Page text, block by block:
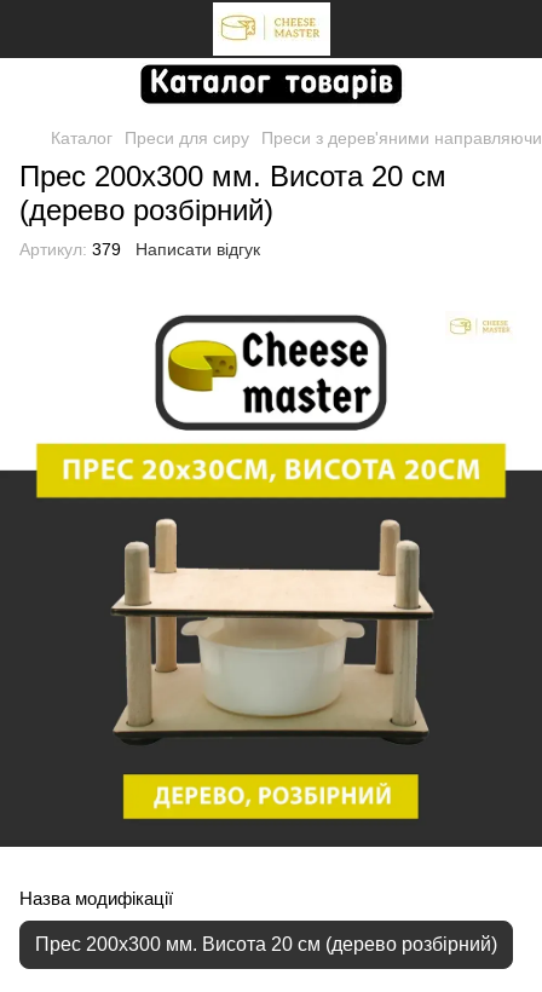
Каталог Преси для сиру Преси з дерев'яними
Прес 200х300 мм. Висота 20 см
(дерево розбірний)
Артикул: 379 Написати відгук
Назва модифікації
Прес 200х300 мм. Висота 20 см (дерево розбірний)